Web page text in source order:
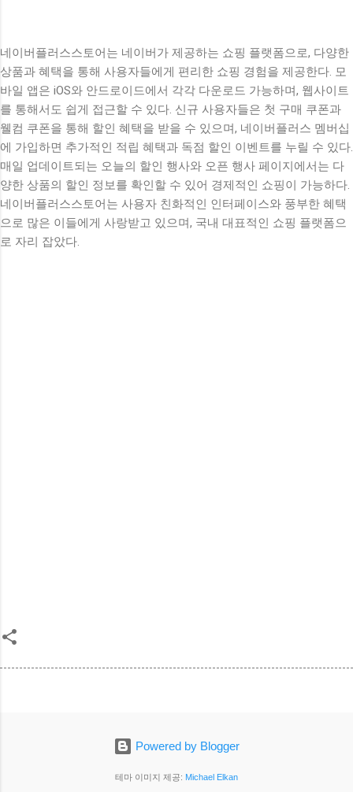
네이버플러스스토어는 네이버가 제공하는 쇼핑 플랫폼으로, 다양한
상품과 혜택을 통해 사용자들에게 편리한 쇼핑 경험을 제공한다. 모
바일 앱은 iOS와 안드로이드에서 각각 다운로드 가능하며, 웹사이트
를 통해서도 쉽게 접근할 수 있다. 신규 사용자들은 첫 구매 쿠폰과
웰컴 쿠폰을 통해 할인 혜택을 받을 수 있으며, 네이버플러스 멤버십
에 가입하면 추가적인 적립 혜택과 독점 할인 이벤트를 누릴 수 있다.
매일 업데이트되는 오늘의 할인 행사와 오픈 행사 페이지에서는 다
양한 상품의 할인 정보를 확인할 수 있어 경제적인 쇼핑이 가능하다.
네이버플러스스토어는 사용자 친화적인 인터페이스와 풍부한 혜택
으로 많은 이들에게 사랑받고 있으며, 국내 대표적인 쇼핑 플랫폼으
로 자리 잡았다.
Powered by Blogger
테마 이미지 제공: Michael Elkan